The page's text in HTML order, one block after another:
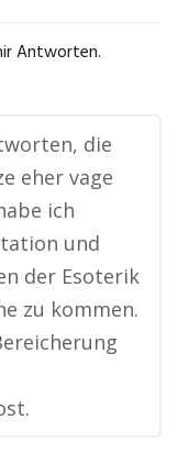
Antworten.
die
eher vage
ich
und
der Esoterik
zu kommen.